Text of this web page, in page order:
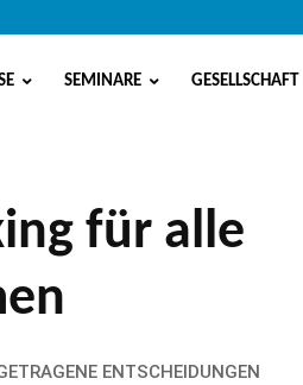
SEMINARE GESELLSCHAFT
für alle
ENTSCHEIDUNGEN